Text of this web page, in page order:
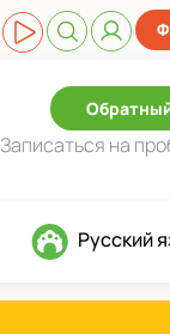
Записаться на
Русский